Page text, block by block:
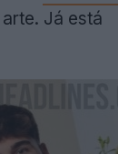
Já está